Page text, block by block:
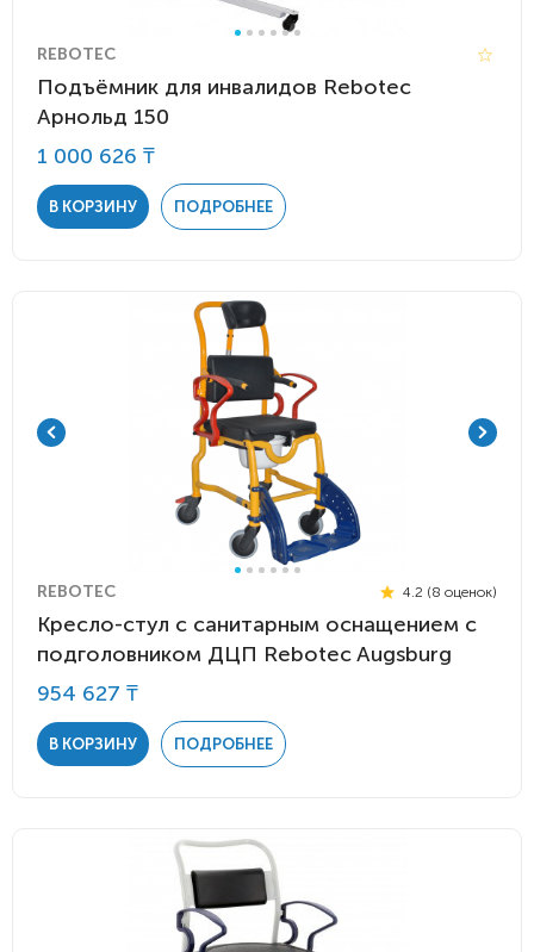
REBOTEC
Подъёмник для инвалидов Rebotec
Арнольд 150
1 000 626 ₸
В КОРЗИНУ ПОДРОБНЕЕ
REBOTEC 4.2 (8 оценок)
Кресло-стул с санитарным оснащением с
подголовником ДЦП Rebotec Augsburg
954 627 ₸
В КОРЗИНУ ПОДРОБНЕЕ